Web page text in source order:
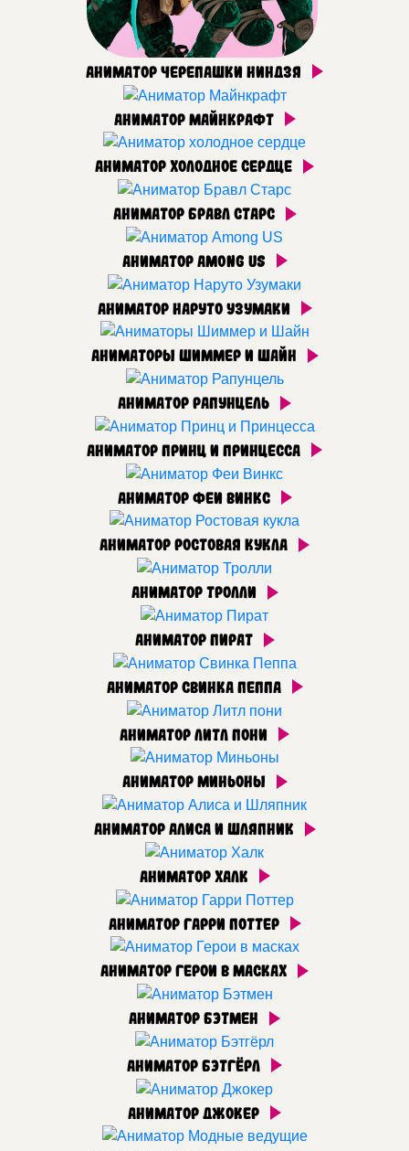
Аниматор Черепашки ниндзя
Аниматор Майнкрафт
Аниматор Холодное сердце
Аниматор Бравл Старс
Аниматор Among US
Аниматор Наруто Узумаки
Аниматоры Шиммер и Шайн
Аниматор Рапунцель
Аниматор Принц и Принцесса
Аниматор Феи Винкс
Аниматор Ростовая кукла
Аниматор Тролли
Аниматор Пират
Аниматор Свинка Пеппа
Аниматор Литл пони
Аниматор Миньоны
Аниматор Алиса и Шляпник
Аниматор Халк
Аниматор Гарри Поттер
Аниматор Герои в масках
Аниматор Бэтмен
Аниматор Бэтгёрл
Аниматор Джокер